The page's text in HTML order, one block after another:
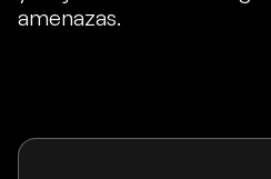
amenazas.